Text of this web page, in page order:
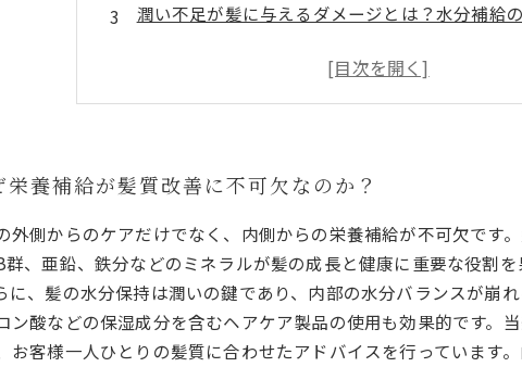
潤い不足が髪に与えるダメージとは？水分補給
栄養と潤いのバランスで実現する、艶やかで健
養補給が髪質改善に不可欠なのか？
側からのケアだけでなく、内側からの栄養補給が不可欠です
、亜鉛、鉄分などのミネラルが髪の成長と健康に重要な役割
に、髪の水分保持は潤いの鍵であり、内部の水分バランスが崩
ン酸などの保湿成分を含むヘアケア製品の使用も効果的です。
お客様一人ひとりの髪質に合わせたアドバイスを行っています